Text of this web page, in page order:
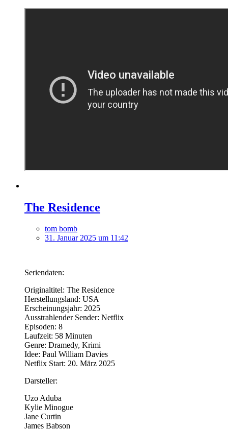
The Residence
tom bomb
31. Januar 2025 um 11:42
Seriendaten:
Originaltitel: The Residence
Herstellungsland: USA
Erscheinungsjahr: 2025
Ausstrahlender Sender: Netflix
Episoden: 8
Laufzeit: 58 Minuten
Genre: Dramedy, Krimi
Idee: Paul William Davies
Netflix Start: 20. März 2025
Darsteller:
Uzo Aduba
Kylie Minogue
Jane Curtin
James Babson